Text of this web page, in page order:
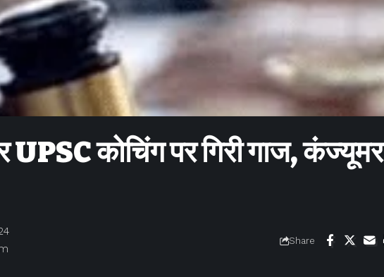
UPSC कोचिंग पर गिरी गाज, कंज्यूमर
Share